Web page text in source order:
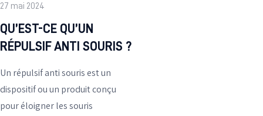
27 mai 2024
QU’EST-CE QU’UN
RÉPULSIF ANTI SOURIS ?
Un répulsif anti souris est un
dispositif ou un produit conçu
pour éloigner les souris